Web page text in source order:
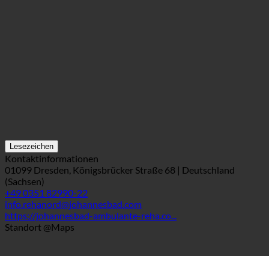
Lesezeichen
Kontaktinformationen
01099 Dresden, Königsbrücker Straße 68 | Deutschland
(Sachsen)
+49 0351 82990-22
info.rehanord@johannesbad.com